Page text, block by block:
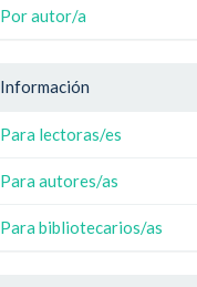
Por autor/a
Información
Para lectoras/es
Para autores/as
Para bibliotecarios/as